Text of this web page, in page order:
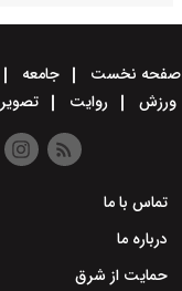
صفحه نخست جامعه
ورزش
روایت تصویر
تماس با ما
درباره ما
حمایت از شرق